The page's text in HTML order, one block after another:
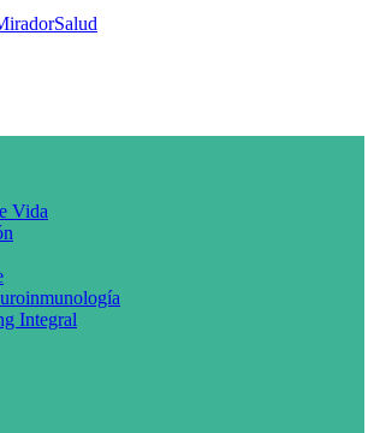
Vida
Integral